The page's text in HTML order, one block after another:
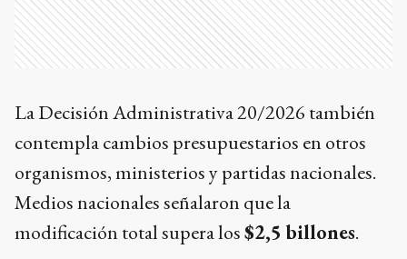
La Decisión Administrativa 20/2026 también
contempla cambios presupuestarios en otros
organismos, ministerios y partidas nacionales.
Medios nacionales señalaron que la
modificación total supera los$2,5 billones.